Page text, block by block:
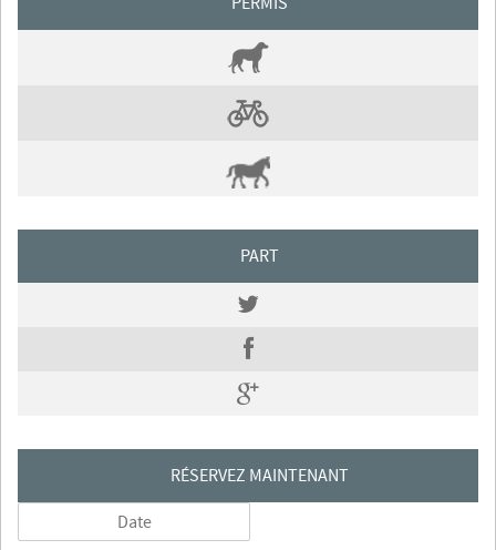
PART
RÉSERVEZ MAINTENANT